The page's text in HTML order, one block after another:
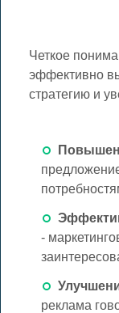
Четкое
эффективно
стратегию и
-
реклама